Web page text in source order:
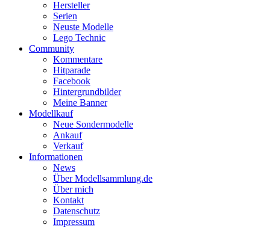
Hersteller
Serien
Neuste Modelle
Lego Technic
Community
Kommentare
Hitparade
Facebook
Hintergrundbilder
Meine Banner
Modellkauf
Neue Sondermodelle
Ankauf
Verkauf
Informationen
News
Über Modellsammlung.de
Über mich
Kontakt
Datenschutz
Impressum